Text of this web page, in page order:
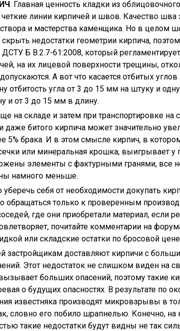
. Главная ценность кладки из
линии кирпичей и швов. Качество шва
и мастерства каменщика. Но в целом
недостатки геометрии кирпича,
Б В.2.7-61:2008, который
на их лицевой поверхности трещины,
А вот что касается отбитых
отбитость угла от 3 до 15 мм на штуку и
и от 3 до 15 мм в длину.
на складе и затем при транспортировке на
даже битого кирпича может значительно
5% брака. И в этом смысле кирпич, в
или минеральная крошка, выигрывает у
элементы с фактурными гранями, все
намного меньше.
себя от необходимости докупать
обращаться только к проверенным
где они приобретали материал, если
почитайте комментарии на
или складские остатки по бросовой
застройщикам доставляют кирпичи с
Этот недостаток не слишком виден на
больших опасений, поэтому такие
о будущих опасностях. В результате по
известняка производят микровзрывы в
словно его побило шрапнелью. Конечно, на
такие недостатки будут видны не так